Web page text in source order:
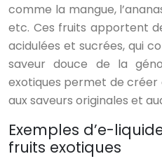
comme la mangue,
etc. Ces fruits apportent
acidulées et sucrées, qui
saveur douce de la
exotiques permet de créer
aux saveurs originales et
Exemples d’e-
fruits exotiques